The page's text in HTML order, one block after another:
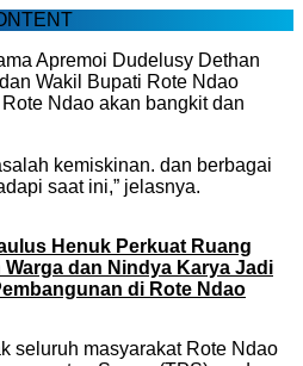
Apremoi Dudelusy Dethan
Wakil Bupati Rote Ndao
Rote Ndao akan bangkit dan
kemiskinan. dan berbagai
saat ini,” jelasnya.
Henuk Perkuat Ruang
dan Nindya Karya Jadi
di Rote Ndao
seluruh masyarakat Rote Ndao